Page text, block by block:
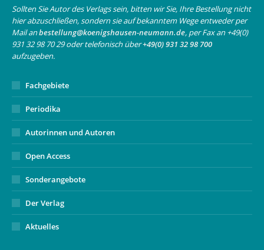
in
new
window
in
new
window
opens
in
new
Sollten Sie Autor des Verlags sein, bitten wir Sie, Ihre Bestellung nicht
hier abzuschließen, sondern sie auf bekanntem Wege entweder per
Mail anbestellung@koenigshausen-neumann.de, per Fax an +49(0)
931 32 98 70 29 oder telefonisch über+49(0) 931 32 98 700
aufzugeben.
Fachgebiete
Periodika
Autorinnen und Autoren
Open Access
Sonderangebote
Der Verlag
Aktuelles